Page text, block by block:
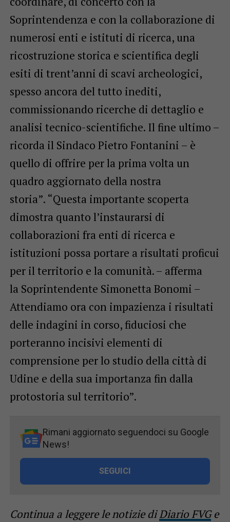
Soprintendenza e con la collaborazione di
numerosi enti e istituti di ricerca, una
ricostruzione storica e scientifica degli
esiti di trent’anni di scavi archeologici,
spesso ancora del tutto inediti,
commissionando ricerche di dettaglio e
analisi tecnico-scientifiche. Il fine ultimo –
ricorda il Sindaco Pietro Fontanini – è
quello di offrire per la prima volta un
quadro aggiornato della nostra
storia”. “Questa importante scoperta
dimostra quanto l’instaurarsi di
collaborazioni fra enti di ricerca e
istituzioni possa portare a risultati proficui
per il territorio e la comunità. – afferma
la Soprintendente Simonetta Bonomi –
Attendiamo ora con impazienza i risultati
delle indagini in corso, fiduciosi che
porteranno incisivi elementi di
comprensione per lo studio della città di
Udine e della sua importanza fin dalla
protostoria sul territorio”.
Rimani aggiornato seguendoci su Google
News!
SEGUICI
Continua a leggere le notizie diDiario FVGe